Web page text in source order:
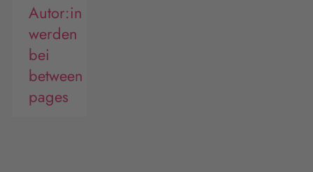
Autor:in
werden
bei
between
pages